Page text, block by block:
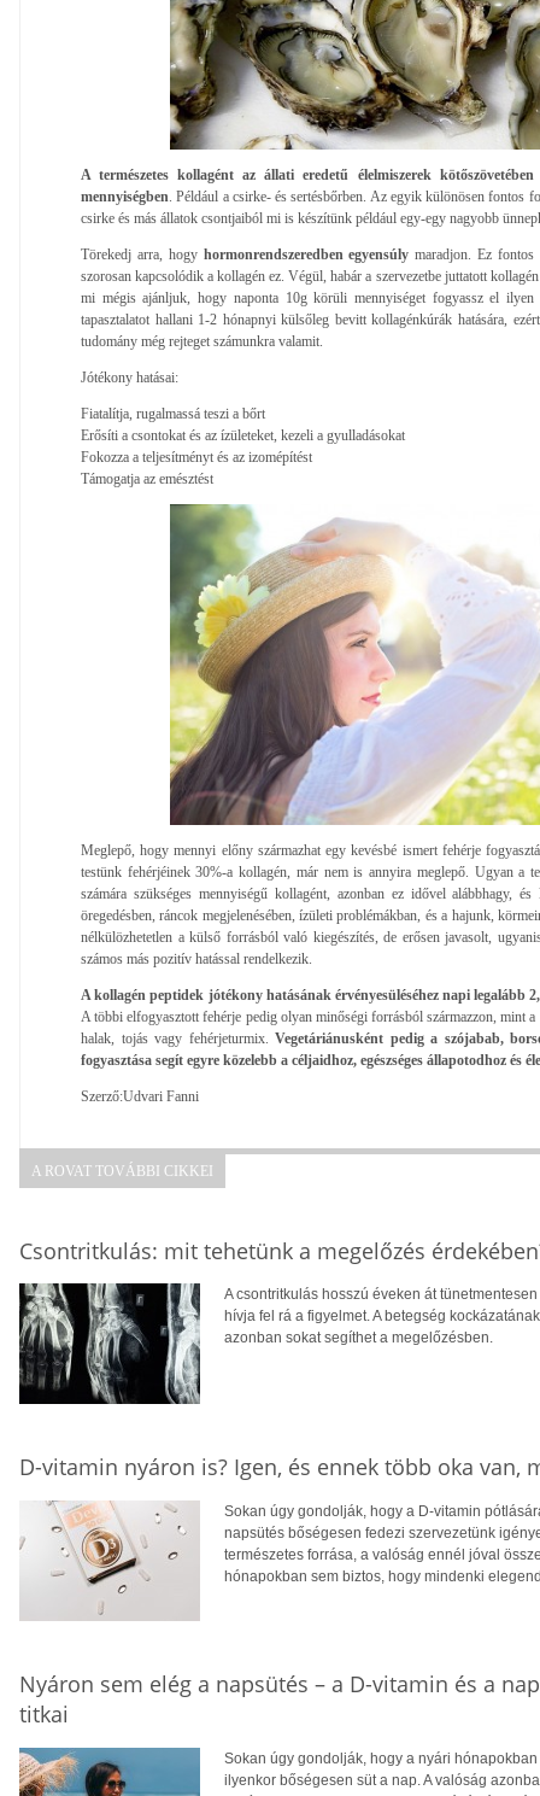
A természetes kollagént az állati eredetű élelmiszerek
mennyiségben . Például a csirke- és sertésbőrben. Az egyik különösen fontos
csirke és más állatok csontjaiból mi is készítünk például egy-egy nagyobb
Törekedj arra, hogyhormonrendszeredben egyensúlymaradjon. Ez fontos
szorosan kapcsolódik a kollagén ez. Végül, habár a szervezetbe juttatott
mi mégis ajánljuk, hogy naponta 10g körüli mennyiséget fogyassz el ilyen
tapasztalatot hallani 1-2 hónapnyi külsőleg bevitt kollagénkúrák hatására,
tudomány még rejteget számunkra valamit.
Jótékony hatásai:
Fiatalítja, rugalmassá teszi a bőrt
Erősíti a csontokat és az ízületeket, kezeli a gyulladásokat
Fokozza a teljesítményt és az izomépítést
Támogatja az emésztést
Meglepő, hogy mennyi előny származhat egy kevésbé ismert fehérje
testünk fehérjéinek 30%-a kollagén, már nem is annyira meglepő. Ugyan a
számára szükséges mennyiségű kollagént, azonban ez idővel alábbhagy,
öregedésben, ráncok megjelenésében, ízületi problémákban, és a hajunk,
nélkülözhetetlen a külső forrásból való kiegészítés, de erősen javasolt,
számos más pozitív hatással rendelkezik.
A kollagén peptidek jótékony hatásának érvényesüléséhez napi legalább
A többi elfogyasztott fehérje pedig olyan minőségi forrásból származzon, mint
halak, tojás vagy fehérjeturmix. Vegetáriánusként pedig a szójabab,
fogyasztása segít egyre közelebb a céljaidhoz, egészséges állapotodhoz és
Szerző:Udvari Fanni
A ROVAT TOVÁBBI CIKKEI
Csontritkulás: mit tehetünk a megelőzés
A csontritkulás hosszú éveken át
hívja fel rá a figyelmet. A betegség
azonban sokat segíthet a megelőzésben.
D-vitamin nyáron is? Igen, és ennek több oka van,
Sokan úgy gondolják, hogy a D-vitamin
napsütés bőségesen fedezi szervezetünk
természetes forrása, a valóság ennél jóval
hónapokban sem biztos, hogy mindenki
Nyáron sem elég a napsütés – a D-vitamin és a
titkai
Sokan úgy gondolják, hogy a nyári
ilyenkor bőségesen süt a nap. A valóság